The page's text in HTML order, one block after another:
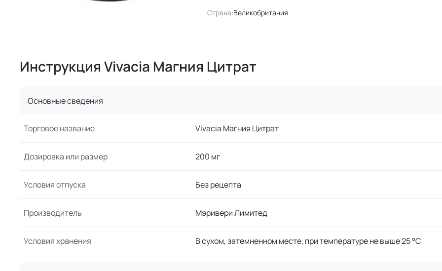
Страна:Великобритания
Инструкция Vivacia Магния Цитрат
Основные сведения
Торговое название Vivacia Магния Цитрат
Дозировка или размер 200 мг
Условия отпуска Без рецепта
Производитель Мэривери Лимитед
Условия хранения В сухом, затемненном месте, при температуре не выше 25 °C